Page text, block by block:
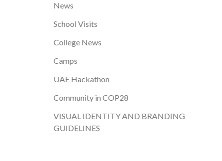
News
School Visits
College News
Camps
UAE Hackathon
Community in COP28
VISUAL IDENTITY AND BRANDING
GUIDELINES